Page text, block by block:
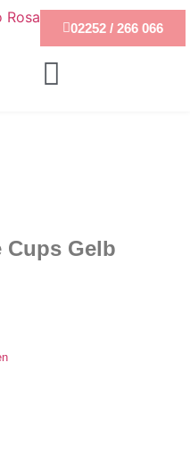
02252 / 266 066
Cups Gelb